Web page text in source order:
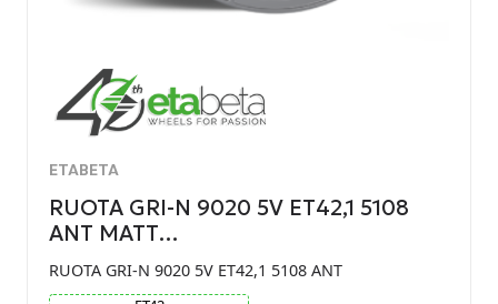
ETABETA
RUOTA GRI-N 9020 5V ET42,1 5108
ANT MATT…
RUOTA GRI-N 9020 5V ET42,1 5108 ANT